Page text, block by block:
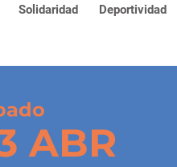
Deportividad
Solidaridad
ABR